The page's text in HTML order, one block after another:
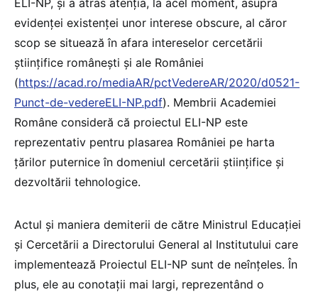
evidenței existenței unor interese obscure, al căror
scop se situează în afara intereselor cercetării
științifice românești și ale României
(https://acad.ro/mediaAR/pctVedereAR/2020/d0521-
Punct-de-vedereELI-NP.pdf). Membrii Academiei
Române consideră că proiectul ELI-NP este
reprezentativ pentru plasarea României pe harta
țărilor puternice în domeniul cercetării științifice și
dezvoltării tehnologice.
Actul şi maniera demiterii de către Ministrul Educației
și Cercetării a Directorului General al Institutului care
implementează Proiectul ELI-NP sunt de neînţeles. În
plus, ele au conotații mai largi, reprezentând o